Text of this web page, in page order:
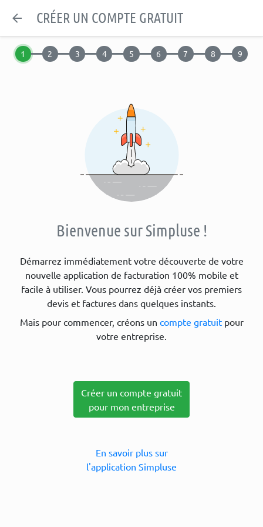
CRÉER UN COMPTE GRATUIT
Bienvenue sur Simpluse !
Démarrez immédiatement votre découverte de votre
nouvelle application de facturation 100% mobile et
facile à utiliser. Vous pourrez déjà créer vos premiers
devis et factures dans quelques instants.
Mais pour commencer, créons un compte gratuitpour
votre entreprise.
Créer un compte gratuit
pour mon entreprise
En savoir plus sur
l'application Simpluse